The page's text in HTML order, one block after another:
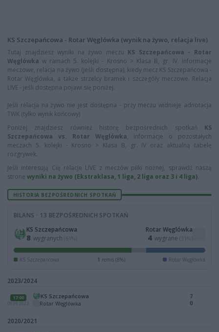
KS Szczepańcowa - Rotar Węglówka (wynik na żywo, relacja live)
Tutaj znajdziesz wyniki na żywo meczu KS Szczepańcowa - Rotar
Węglówka w ramach 5. kolejki - Krosno > Klasa B, gr. IV. Informacje
meczowe, relacja na żywo (jeśli dostępna), kiedy mecz KS Szczepańcowa -
Rotar Węglówka, a także strzelcy bramek i szczegóły meczowe. Relacja
LIVE - jeśli dostępna pojawi się poniżej.
Jeśli relacja na żywo nie jest dostępna - przy meczu widnieje adnotacja
TWK (tylko wynik końcowy)
Poniżej znajdziesz również historę bezpośrednich spotkań KS
Szczepańcowa vs. Rotar Węglówka, informacje o pozostałych
meczach 5. kolejki - Krosno > Klasa B, gr. IV oraz aktualną tabelę
rozgrywek.
Jeśli interesują Cię relacje LIVE z meczów piłki nożnej, sprawdź naszą
stronę wyniki na żywo (Ekstraklasa, 1 liga, 2 liga oraz 3 i 4 liga).
HISTORIA BEZPOŚREDNICH SPOTKAŃ
BILANS · 13 BEZPOŚREDNICH SPOTKAŃ
KS Szczepańcowa
8 wygranych (61%)
Rotar Węglówka
4 wygrane (31%)
KS Szczepańcowa 1 remis (8%) Rotar Węglówka
2023/2024
17:00
09.09.2023
KS Szczepańcowa
Rotar Węglówka
7
0
2020/2021